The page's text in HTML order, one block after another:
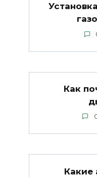
Как
Какие